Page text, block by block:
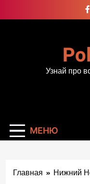
к
Узнай про
МЕНЮ
Главная Нижний